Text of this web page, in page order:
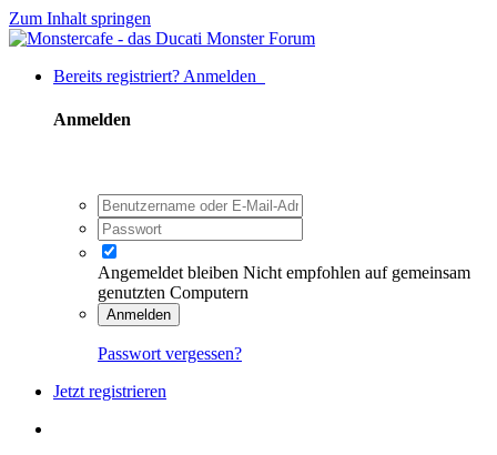
Zum Inhalt springen
Bereits registriert? Anmelden
Anmelden
Angemeldet bleiben Nicht empfohlen auf gemeinsam
genutzten Computern
Anmelden
Passwort vergessen?
Jetzt registrieren